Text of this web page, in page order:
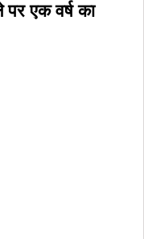
एक वर्ष का